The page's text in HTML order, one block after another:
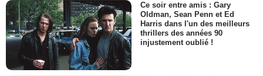
Ce soir entre amis : Gary
Oldman, Sean Penn et Ed
Harris dans l'un des meilleurs
thrillers des années 90
injustement oublié !